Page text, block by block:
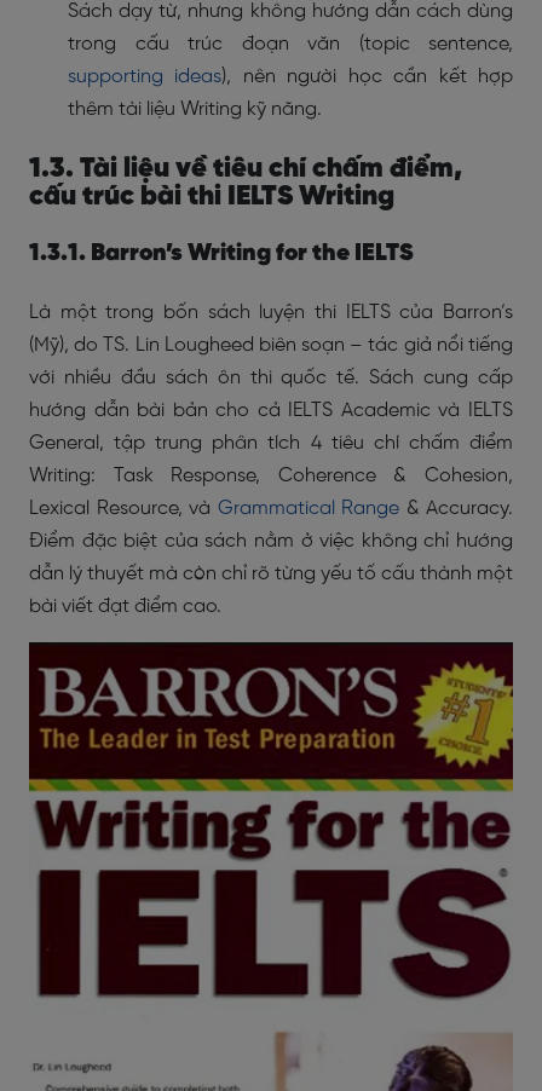
Sách dạy từ, nhưng không hướng dẫn cách dùng
trong cấu trúc đoạn văn (topic sentence,
supporting ideas), nên người học cần kết hợp
thêm tài liệu Writing kỹ năng.
1.3. Tài liệu về tiêu chí chấm điểm,
cấu trúc bài thi IELTS Writing
1.3.1. Barron’s Writing for the IELTS
Là một trong bốn sách luyện thi IELTS của Barron’s
(Mỹ), do TS. Lin Lougheed biên soạn – tác giả nổi tiếng
với nhiều đầu sách ôn thi quốc tế. Sách cung cấp
hướng dẫn bài bản cho cả IELTS Academic và IELTS
General, tập trung phân tích 4 tiêu chí chấm điểm
Writing: Task Response, Coherence & Cohesion,
Lexical Resource, và Grammatical Range & Accuracy.
Điểm đặc biệt của sách nằm ở việc không chỉ hướng
dẫn lý thuyết mà còn chỉ rõ từng yếu tố cấu thành một
bài viết đạt điểm cao.